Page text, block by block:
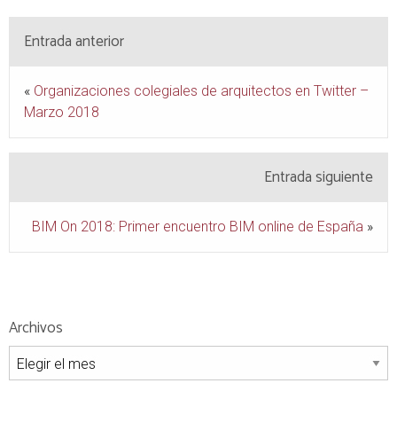
Entrada anterior
« Organizaciones colegiales de arquitectos en Twitter –
Marzo 2018
Entrada siguiente
BIM On 2018: Primer encuentro BIM online de España »
Archivos
Archivos